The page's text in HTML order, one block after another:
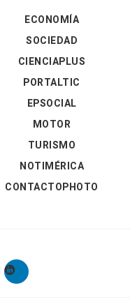
ECONOMÍA
SOCIEDAD
CIENCIAPLUS
PORTALTIC
EPSOCIAL
MOTOR
TURISMO
NOTIMÉRICA
CONTACTOPHOTO